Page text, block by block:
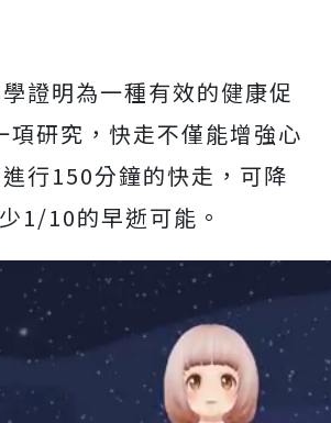
證明為一種有效的健康促
研究，快走不僅能增強心
行150分鐘的快走，可降
1/10的早逝可能。